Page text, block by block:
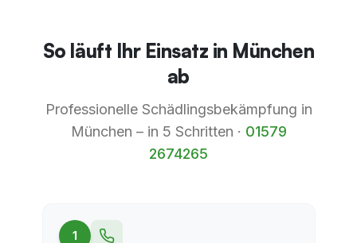
So läuft Ihr Einsatz in München
ab
Professionelle Schädlingsbekämpfung in
München – in 5 Schritten · 01579
2674265
1